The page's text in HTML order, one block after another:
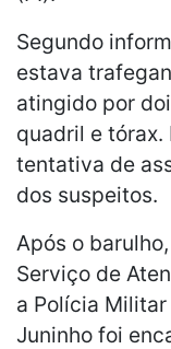
Segundo
estava
atingido por
quadril e tórax.
tentativa de
dos suspeitos.
Após o
Serviço de
a Polícia
Juninho foi